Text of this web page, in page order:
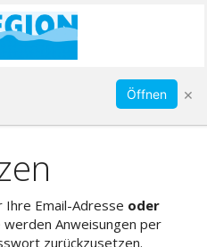
Abonnieren
Öffnen ×